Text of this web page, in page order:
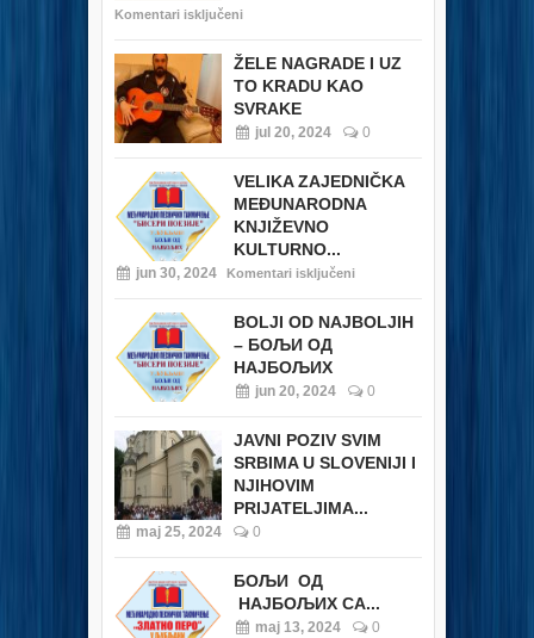
Komentari isključeni
ŽELE NAGRADE I UZ
TO KRADU KAO
SVRAKE
jul 20, 2024 0
VELIKA ZAJEDNIČKA
MEĐUNARODNA
KNJIŽEVNO
KULTURNO...
jun 30, 2024 Komentari isključeni
BOLJI OD NAJBOLJIH
– БОЉИ ОД
НАЈБОЉИХ
jun 20, 2024 0
JAVNI POZIV SVIM
SRBIMA U SLOVENIJI I
NJIHOVIM
PRIJATELJIMA...
maj 25, 2024 0
БОЉИ ОД
НАЈБОЉИХ СА...
maj 13, 2024 0